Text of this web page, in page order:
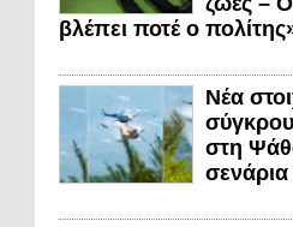
βλέπει ποτέ ο
Νέα
στη
σενάρια